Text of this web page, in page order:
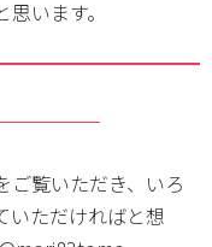
います。
ご覧いただき、いろ
いただければと想